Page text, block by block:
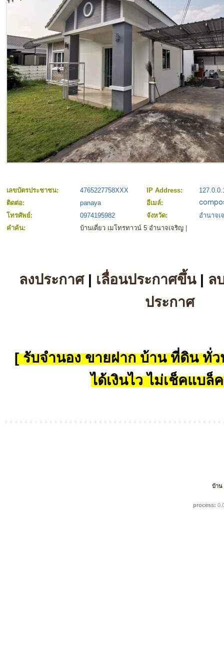
เลขบัตรประชาชน: 4765227758XXX IP Address:
ติดต่อ:
panaya
อีเมล์:
โทรศัพย์:
0974195982 จังหวัด:
อำนาจเ
คำค้น:
บ้านเดี่ยว เมโทรทาวน์ 5 อำนาจเจริญ
ลงประกาศ| เลื่อนประกาศขึ้น| ล
ประกาศ
[ รับจำนอง ขายฝาก บ้าน ที่ดิน ทั่ว
ได้เงินไว ไม่เช็คแบล็
บ้าน
process: